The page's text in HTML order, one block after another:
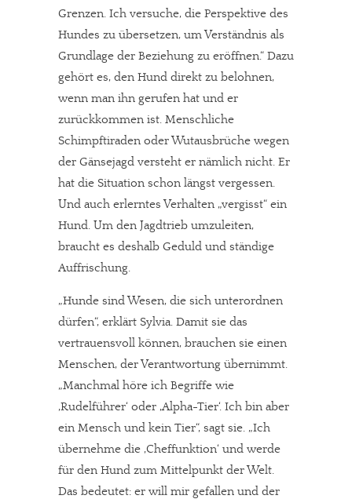
Grenzen. Ich versuche, die Perspektive des
Hundes zu übersetzen, um Verständnis als
Grundlage der Beziehung zu eröffnen.“ Dazu
gehört es, den Hund direkt zu belohnen,
wenn man ihn gerufen hat und er
zurückkommen ist. Menschliche
Schimpftiraden oder Wutausbrüche wegen
der Gänsejagd versteht er nämlich nicht. Er
hat die Situation schon längst vergessen.
Und auch erlerntes Verhalten „vergisst“ ein
Hund. Um den Jagdtrieb umzuleiten,
braucht es deshalb Geduld und ständige
Auffrischung.
„Hunde sind Wesen, die sich unterordnen
dürfen“, erklärt Sylvia. Damit sie das
vertrauensvoll können, brauchen sie einen
Menschen, der Verantwortung übernimmt.
„Manchmal höre ich Begriffe wie
‚Rudelführer‘ oder ‚Alpha-Tier‘. Ich bin aber
ein Mensch und kein Tier“, sagt sie. „Ich
übernehme die ‚Cheffunktion‘ und werde
für den Hund zum Mittelpunkt der Welt.
Das bedeutet: er will mir gefallen und der